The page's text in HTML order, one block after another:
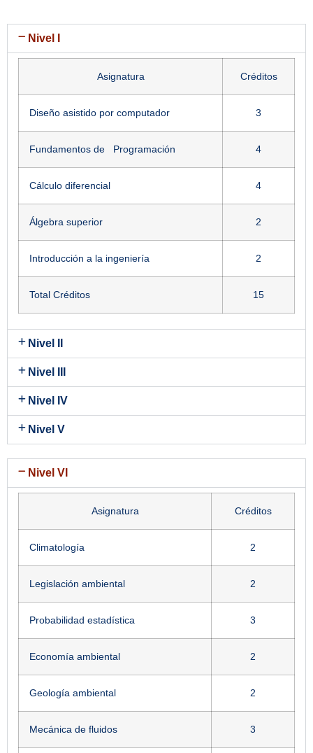
Nivel I
Asignatura Créditos
Diseño asistido por computador 3
Fundamentos de Programación 4
Cálculo diferencial 4
Álgebra superior 2
Introducción a la ingeniería 2
Total Créditos 15
Nivel II
Nivel III
Nivel IV
Nivel V
Nivel VI
Asignatura Créditos
Climatología 2
Legislación ambiental 2
Probabilidad estadística 3
Economía ambiental 2
Geología ambiental 2
Mecánica de fluidos 3